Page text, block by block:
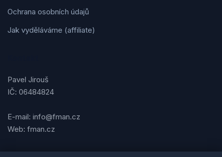
Ochrana osobních údajů
Jak vyděláváme (affiliate)
Pavel Jirouš
IČ: 06484824
E-mail: info@fman.cz
Web: fman.cz